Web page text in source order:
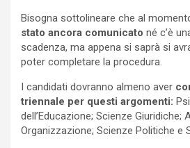
Bisogna sottolineare che al
stato ancora comunicato né c’è
scadenza, ma appena si saprà si
poter completare la procedura.
I candidati dovranno almeno aver
triennale per questi argomenti:
dell’Educazione; Scienze Giuridiche;
Organizzazione; Scienze Politiche e